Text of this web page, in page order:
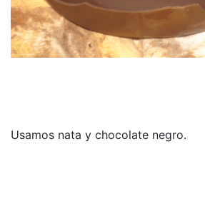
Usamos nata y chocolate negro.